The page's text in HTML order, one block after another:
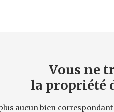
Vous ne
la propriété
aucun bien